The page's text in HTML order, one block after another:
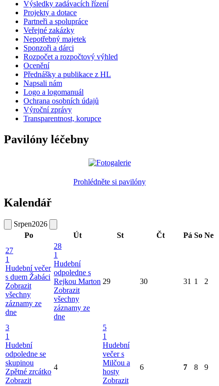
Výsledky zadávacích řízení
Projekty a dotace
Partneři a spolupráce
Veřejné zakázky
Nepotřebný majetek
Sponzoři a dárci
Rozpočet a rozpočtový výhled
Ocenění
Přednášky a publikace z HL
Napsali nám
Logo a logomanuál
Ochrana osobních údajů
Výroční zprávy
Transparentnost, korupce
Pavilóny léčebny
Prohlédněte si pavilóny
Kalendář
Srpen2026
Po
Út St Čt Pá So Ne
27
1
Hudební večer
s duem Žabáci
Zobrazit
všechny
záznamy ze
dne
28
1
Hudební
odpoledne s
Rejkou Marton
Zobrazit
všechny
záznamy ze
dne
29 30 31 1 2
3
1
Hudební
odpoledne se
skupinou
Zpětné zrcátko
Zobrazit
4
5
1
Hudební
večer s
Milčou a
hosty
Zobrazit
6 7 8 9